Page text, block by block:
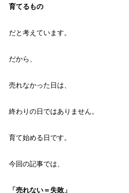
育てるもの
だと考えています。
だから、
売れなかった日は、
終わりの日ではありません。
育て始める日です。
今回の記事では、
「売れない＝失敗」